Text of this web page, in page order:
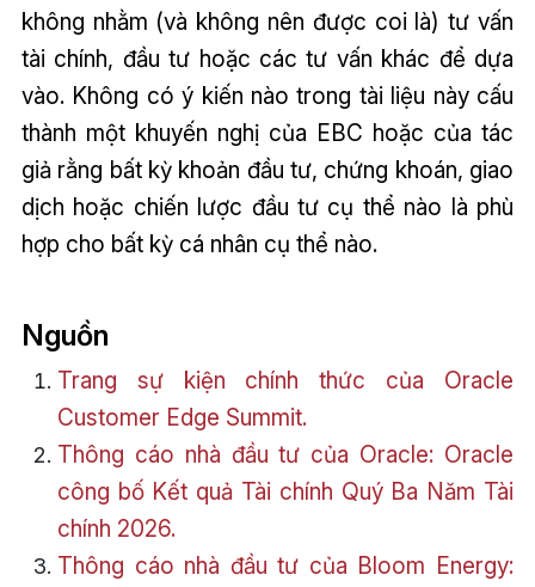
không nhằm (và không nên được coi là) tư vấn
tài chính, đầu tư hoặc các tư vấn khác để dựa
vào. Không có ý kiến nào trong tài liệu này cấu
thành một khuyến nghị của EBC hoặc của tác
giả rằng bất kỳ khoản đầu tư, chứng khoán, giao
dịch hoặc chiến lược đầu tư cụ thể nào là phù
hợp cho bất kỳ cá nhân cụ thể nào.
Nguồn
Trang sự kiện chính thức của Oracle
Customer Edge Summit.
Thông cáo nhà đầu tư của Oracle: Oracle
công bố Kết quả Tài chính Quý Ba Năm Tài
chính 2026.
Thông cáo nhà đầu tư của Bloom Energy: